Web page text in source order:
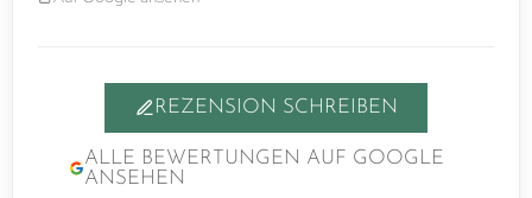
REZENSION SCHREIBEN
ALLE BEWERTUNGEN AUF GOOGLE
ANSEHEN